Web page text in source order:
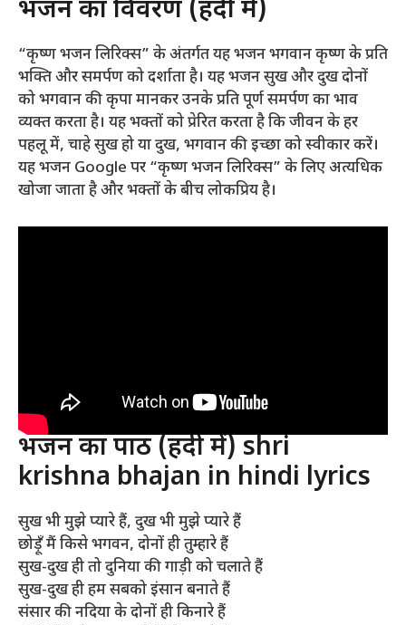
भजन का विवरण (हिंदी में)
“कृष्ण भजन लिरिक्स” के अंतर्गत यह भजन भगवान कृष्ण के प्रति
भक्ति और समर्पण को दर्शाता है। यह भजन सुख और दुख दोनों
को भगवान की कृपा मानकर उनके प्रति पूर्ण समर्पण का भाव
व्यक्त करता है। यह भक्तों को प्रेरित करता है कि जीवन के हर
पहलू में, चाहे सुख हो या दुख, भगवान की इच्छा को स्वीकार करें।
यह भजन Google पर “कृष्ण भजन लिरिक्स” के लिए अत्यधिक
खोजा जाता है और भक्तों के बीच लोकप्रिय है।
भजन का पाठ (हिंदी में) shri
krishna bhajan in hindi lyrics
सुख भी मुझे प्यारे हैं, दुख भी मुझे प्यारे हैं
छोड़ूँ मैं किसे भगवन, दोनों ही तुम्हारे हैं
सुख-दुख ही तो दुनिया की गाड़ी को चलाते हैं
सुख-दुख ही हम सबको इंसान बनाते हैं
संसार की नदिया के दोनों ही किनारे हैं